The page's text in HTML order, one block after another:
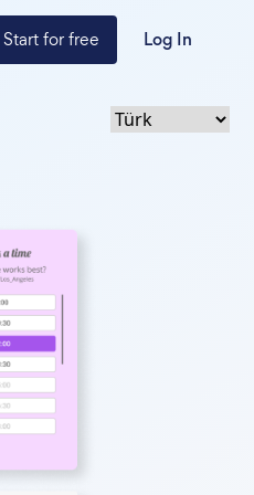
Start for free Log In